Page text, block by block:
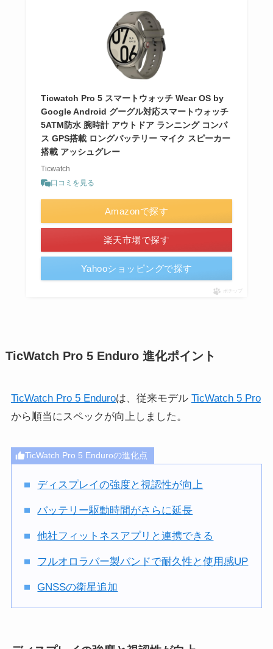
Ticwatch Pro 5 スマートウォッチ Wear OS by
Google Android グーグル対応スマートウォッチ
5ATM防水 腕時計 アウトドア ランニング コンパ
ス GPS搭載 ロングバッテリー マイク スピーカー
搭載 アッシュグレー
Ticwatch
口コミを見る
Amazonで探す
楽天市場で探す
Yahooショッピングで探す
ポチップ
TicWatch Pro 5 Enduro 進化ポイント
TicWatch Pro 5 Enduroは、従来モデル TicWatch 5 Pro
から順当にスペックが向上しました。
TicWatch Pro 5 Enduroの進化点
ディスプレイの強度と視認性が向上
バッテリー駆動時間がさらに延長
他社フィットネスアプリと連携できる
フルオロラバー製バンドで耐久性と使用感UP
GNSSの衛星追加